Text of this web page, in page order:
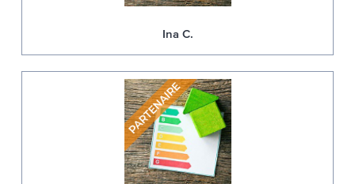
Ina C.